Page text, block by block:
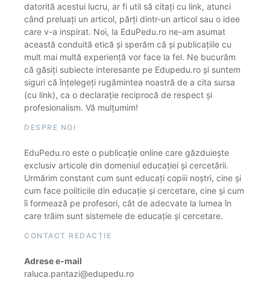
datorită acestui lucru, ar fi util să citați cu link, atunci
când preluați un articol, părți dintr-un articol sau o idee
care v-a inspirat. Noi, la EduPedu.ro ne-am asumat
această conduită etică și sperăm că și publicațiile cu
mult mai multă experiență vor face la fel. Ne bucurăm
că găsiți subiecte interesante pe Edupedu.ro și suntem
siguri că înțelegeți rugămintea noastră de a cita sursa
(cu link), ca o declarație reciprocă de respect și
profesionalism. Vă mulțumim!
DESPRE NOI
EduPedu.ro este o publicație online care găzduiește
exclusiv articole din domeniul educației și cercetării.
Urmărim constant cum sunt educați copiii noștri, cine și
cum face politicile din educație și cercetare, cine și cum
îi formează pe profesori, cât de adecvate la lumea în
care trăim sunt sistemele de educație și cercetare.
CONTACT REDACȚIE
Adrese e-mail
raluca.pantazi@edupedu.ro